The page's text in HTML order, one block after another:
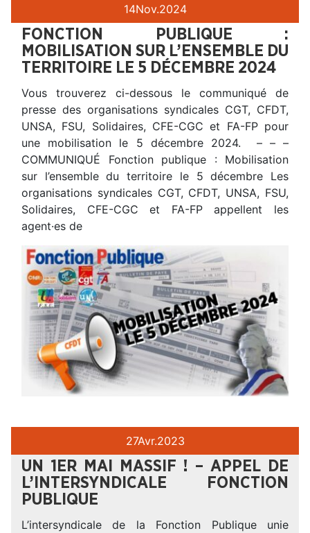
14Nov.2024
FONCTION PUBLIQUE :
MOBILISATION SUR L’ENSEMBLE DU
TERRITOIRE LE 5 DÉCEMBRE 2024
Vous trouverez ci-dessous le communiqué de
presse des organisations syndicales CGT, CFDT,
UNSA, FSU, Solidaires, CFE-CGC et FA-FP pour
une mobilisation le 5 décembre 2024. – – –
COMMUNIQUÉ Fonction publique : Mobilisation
sur l’ensemble du territoire le 5 décembre Les
organisations syndicales CGT, CFDT, UNSA, FSU,
Solidaires, CFE-CGC et FA-FP appellent les
agent·es de
27Avr.2023
UN 1ER MAI MASSIF ! – APPEL DE
L’INTERSYNDICALE FONCTION
PUBLIQUE
L’intersyndicale de la Fonction Publique unie